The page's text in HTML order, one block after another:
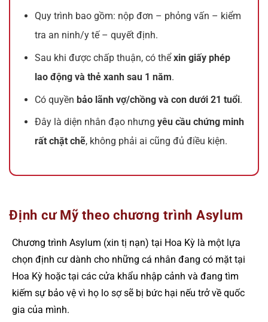
Quy trình bao gồm: nộp đơn – phỏng vấn – kiểm
tra an ninh/y tế – quyết định.
Sau khi được chấp thuận, có thểxin giấy phép
lao động và thẻ xanh sau 1 năm.
Có quyềnbảo lãnh vợ/chồng và con dưới 21 tuổi.
Đây là diện nhân đạo nhưngyêu cầu chứng minh
rất chặt chẽ, không phải ai cũng đủ điều kiện.
Định cư Mỹ theo chương trình Asylum
Chương trình Asylum (xin tị nạn) tại Hoa Kỳ là một lựa
chọn định cư dành cho những cá nhân đang có mặt tại
Hoa Kỳ hoặc tại các cửa khẩu nhập cảnh và đang tìm
kiếm sự bảo vệ vì họ lo sợ sẽ bị bức hại nếu trở về quốc
gia của mình.